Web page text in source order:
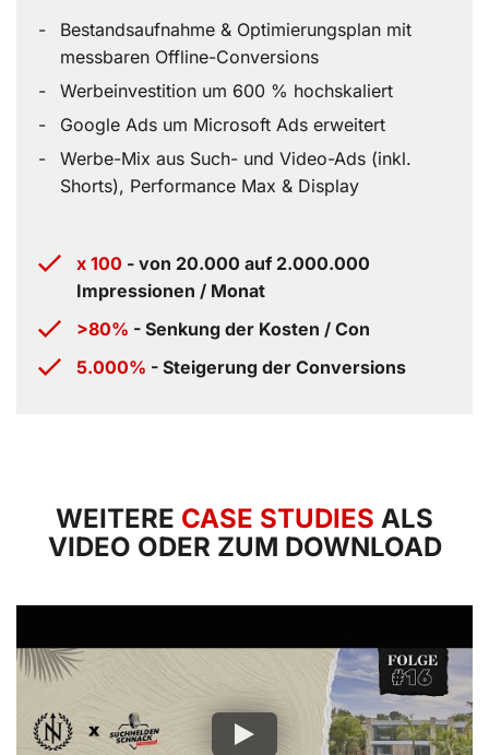
Bestandsaufnahme & Optimierungsplan mit
messbaren Offline-Conversions
Werbeinvestition um 600 % hochskaliert
Google Ads um Microsoft Ads erweitert
Werbe-Mix aus Such- und Video-Ads (inkl.
Shorts), Performance Max & Display
x 100 - von 20.000 auf 2.000.000
Impressionen / Monat
>80% - Senkung der Kosten / Con
5.000% - Steigerung der Conversions
WEITERE CASE STUDIES ALS
VIDEO ODER ZUM DOWNLOAD